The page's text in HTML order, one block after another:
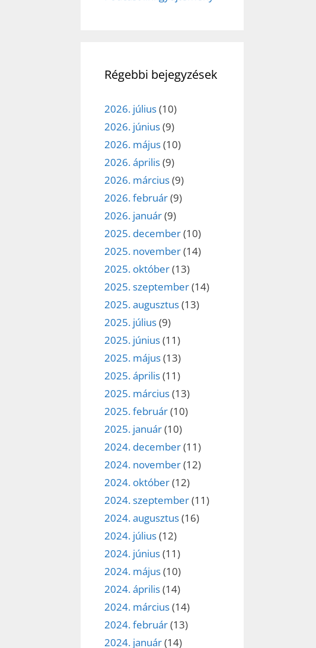
Régebbi bejegyzések
2026. július(10)
2026. június(9)
2026. május(10)
2026. április(9)
2026. március(9)
2026. február(9)
2026. január(9)
2025. december(10)
2025. november(14)
2025. október(13)
2025. szeptember(14)
2025. augusztus(13)
2025. július(9)
2025. június(11)
2025. május(13)
2025. április(11)
2025. március(13)
2025. február(10)
2025. január(10)
2024. december(11)
2024. november(12)
2024. október(12)
2024. szeptember(11)
2024. augusztus(16)
2024. július(12)
2024. június(11)
2024. május(10)
2024. április(14)
2024. március(14)
2024. február(13)
2024. január(14)